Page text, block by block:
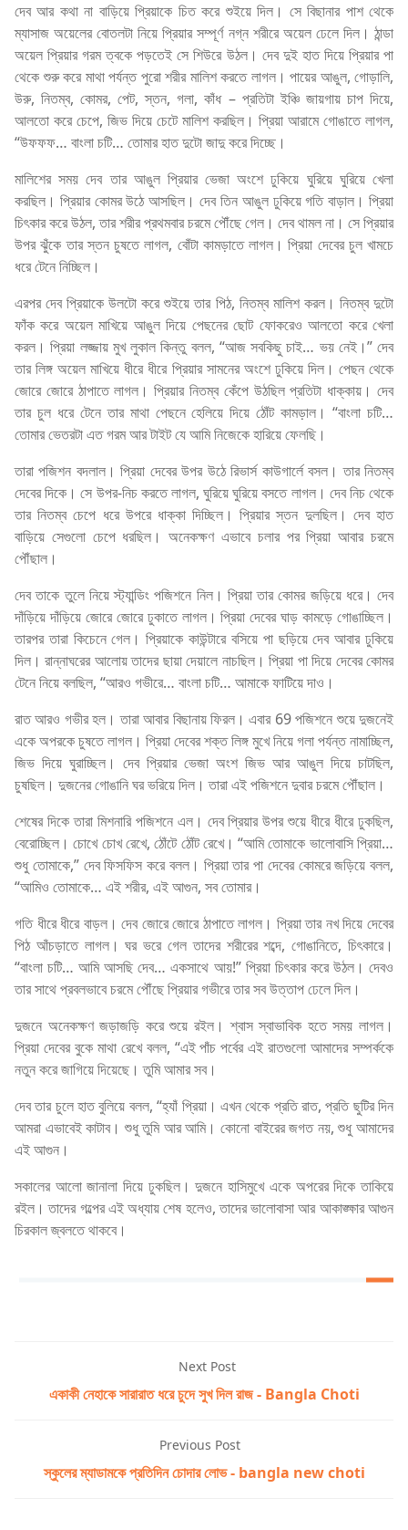
দেব আর কথা না বাড়িয়ে প্রিয়াকে চিত করে শুইয়ে দিল। সে বিছানার পাশ থেকে
ম্যাসাজ অয়েলের বোতলটা নিয়ে প্রিয়ার সম্পূর্ণ নগ্ন শরীরে অয়েল ঢেলে দিল। ঠান্ডা
অয়েল প্রিয়ার গরম ত্বকে পড়তেই সে শিউরে উঠল। দেব দুই হাত দিয়ে প্রিয়ার পা
থেকে শুরু করে মাথা পর্যন্ত পুরো শরীর মালিশ করতে লাগল। পায়ের আঙুল, গোড়ালি,
উরু, নিতম্ব, কোমর, পেট, স্তন, গলা, কাঁধ – প্রতিটা ইঞ্চি জায়গায় চাপ দিয়ে,
আলতো করে চেপে, জিভ দিয়ে চেটে মালিশ করছিল। প্রিয়া আরামে গোঙাতে লাগল,
“উফফফ… বাংলা চটি… তোমার হাত দুটো জাদু করে দিচ্ছে।
মালিশের সময় দেব তার আঙুল প্রিয়ার ভেজা অংশে ঢুকিয়ে ঘুরিয়ে ঘুরিয়ে খেলা
করছিল। প্রিয়ার কোমর উঠে আসছিল। দেব তিন আঙুল ঢুকিয়ে গতি বাড়াল। প্রিয়া
চিৎকার করে উঠল, তার শরীর প্রথমবার চরমে পৌঁছে গেল। দেব থামল না। সে প্রিয়ার
উপর ঝুঁকে তার স্তন চুষতে লাগল, বোঁটা কামড়াতে লাগল। প্রিয়া দেবের চুল খামচে
ধরে টেনে নিচ্ছিল।
এরপর দেব প্রিয়াকে উলটো করে শুইয়ে তার পিঠ, নিতম্ব মালিশ করল। নিতম্ব দুটো
ফাঁক করে অয়েল মাখিয়ে আঙুল দিয়ে পেছনের ছোট ফোকরেও আলতো করে খেলা
করল। প্রিয়া লজ্জায় মুখ লুকাল কিন্তু বলল, “আজ সবকিছু চাই… ভয় নেই।” দেব
তার লিঙ্গ অয়েল মাখিয়ে ধীরে ধীরে প্রিয়ার সামনের অংশে ঢুকিয়ে দিল। পেছন থেকে
জোরে জোরে ঠাপাতে লাগল। প্রিয়ার নিতম্ব কেঁপে উঠছিল প্রতিটা ধাক্কায়। দেব
তার চুল ধরে টেনে তার মাথা পেছনে হেলিয়ে দিয়ে ঠোঁট কামড়াল। “বাংলা চটি…
তোমার ভেতরটা এত গরম আর টাইট যে আমি নিজেকে হারিয়ে ফেলছি।
তারা পজিশন বদলাল। প্রিয়া দেবের উপর উঠে রিভার্স কাউগার্লে বসল। তার নিতম্ব
দেবের দিকে। সে উপর-নিচ করতে লাগল, ঘুরিয়ে ঘুরিয়ে বসতে লাগল। দেব নিচ থেকে
তার নিতম্ব চেপে ধরে উপরে ধাক্কা দিচ্ছিল। প্রিয়ার স্তন দুলছিল। দেব হাত
বাড়িয়ে সেগুলো চেপে ধরছিল। অনেকক্ষণ এভাবে চলার পর প্রিয়া আবার চরমে
পৌঁছাল।
দেব তাকে তুলে নিয়ে স্ট্যান্ডিং পজিশনে নিল। প্রিয়া তার কোমর জড়িয়ে ধরে। দেব
দাঁড়িয়ে দাঁড়িয়ে জোরে জোরে ঢুকাতে লাগল। প্রিয়া দেবের ঘাড় কামড়ে গোঙাচ্ছিল।
তারপর তারা কিচেনে গেল। প্রিয়াকে কাউন্টারে বসিয়ে পা ছড়িয়ে দেব আবার ঢুকিয়ে
দিল। রান্নাঘরের আলোয় তাদের ছায়া দেয়ালে নাচছিল। প্রিয়া পা দিয়ে দেবের কোমর
টেনে নিয়ে বলছিল, “আরও গভীরে… বাংলা চটি… আমাকে ফাটিয়ে দাও।
রাত আরও গভীর হল। তারা আবার বিছানায় ফিরল। এবার 69 পজিশনে শুয়ে দুজনেই
একে অপরকে চুষতে লাগল। প্রিয়া দেবের শক্ত লিঙ্গ মুখে নিয়ে গলা পর্যন্ত নামাচ্ছিল,
জিভ দিয়ে ঘুরাচ্ছিল। দেব প্রিয়ার ভেজা অংশ জিভ আর আঙুল দিয়ে চাটছিল,
চুষছিল। দুজনের গোঙানি ঘর ভরিয়ে দিল। তারা এই পজিশনে দুবার চরমে পৌঁছাল।
শেষের দিকে তারা মিশনারি পজিশনে এল। দেব প্রিয়ার উপর শুয়ে ধীরে ধীরে ঢুকছিল,
বেরোচ্ছিল। চোখে চোখ রেখে, ঠোঁটে ঠোঁট রেখে। “আমি তোমাকে ভালোবাসি প্রিয়া…
শুধু তোমাকে,” দেব ফিসফিস করে বলল। প্রিয়া তার পা দেবের কোমরে জড়িয়ে বলল,
“আমিও তোমাকে… এই শরীর, এই আগুন, সব তোমার।
গতি ধীরে ধীরে বাড়ল। দেব জোরে জোরে ঠাপাতে লাগল। প্রিয়া তার নখ দিয়ে দেবের
পিঠ আঁচড়াতে লাগল। ঘর ভরে গেল তাদের শরীরের শব্দে, গোঙানিতে, চিৎকারে।
“বাংলা চটি… আমি আসছি দেব… একসাথে আয়!” প্রিয়া চিৎকার করে উঠল। দেবও
তার সাথে প্রবলভাবে চরমে পৌঁছে প্রিয়ার গভীরে তার সব উত্তাপ ঢেলে দিল।
দুজনে অনেকক্ষণ জড়াজড়ি করে শুয়ে রইল। শ্বাস স্বাভাবিক হতে সময় লাগল।
প্রিয়া দেবের বুকে মাথা রেখে বলল, “এই পাঁচ পর্বের এই রাতগুলো আমাদের সম্পর্ককে
নতুন করে জাগিয়ে দিয়েছে। তুমি আমার সব।
দেব তার চুলে হাত বুলিয়ে বলল, “হ্যাঁ প্রিয়া। এখন থেকে প্রতি রাত, প্রতি ছুটির দিন
আমরা এভাবেই কাটাব। শুধু তুমি আর আমি। কোনো বাইরের জগত নয়, শুধু আমাদের
এই আগুন।
সকালের আলো জানালা দিয়ে ঢুকছিল। দুজনে হাসিমুখে একে অপরের দিকে তাকিয়ে
রইল। তাদের গল্পের এই অধ্যায় শেষ হলেও, তাদের ভালোবাসা আর আকাঙ্ক্ষার আগুন
চিরকাল জ্বলতে থাকবে।
Next Post
একাকী নেহাকে সারারাত ধরে চুদে সুখ দিল রাজ - Bangla Choti
Previous Post
স্কুলের ম্যাডামকে প্রতিদিন চোদার লোভ - bangla new choti